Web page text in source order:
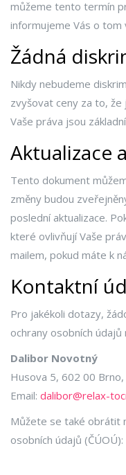
můžeme tento termín
informujeme Vás o tom
Žádná
Nikdy nebudeme
zvyšovat ceny za to, že
Vaše práva jsou
Aktualizace
Tento dokument
změny budou
poslední aktualizace.
které ovlivňují Vaše
mailem, pokud máte k
Kontaktní
Pro jakékoli dotazy,
ochrany osobních
Dalibor Novotný
Husova 5, 602 00 Brno,
Email: dalibor@relax-
Můžete se také obrátit
osobních údajů (ČÚOÚ):